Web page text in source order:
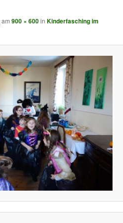
am900 × 600inKinderfasching im